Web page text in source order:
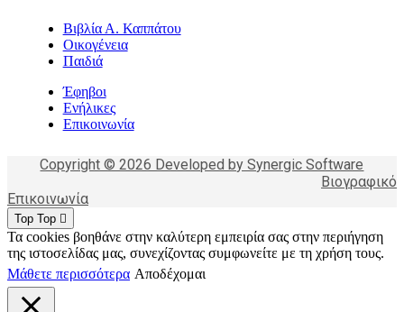
Βιβλία Α. Καππάτου
Οικογένεια
Παιδιά
Έφηβοι
Ενήλικες
Επικοινωνία
Copyright © 2026 Developed by Synergic Software
Βιογραφικό
Επικοινωνία
Top Top
Τα cookies βοηθάνε στην καλύτερη εμπειρία σας στην περιήγηση
της ιστοσελίδας μας, συνεχίζοντας συμφωνείτε με τη χρήση τους.
Μάθετε περισσότερα Αποδέχομαι